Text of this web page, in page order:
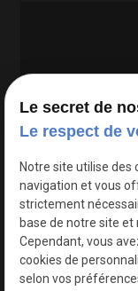
Google Maps
Le secret de
Le respect de
Notre site utilise des
navigation et vous
strictement
base de notre site
Cependant, vous
cookies de
selon vos